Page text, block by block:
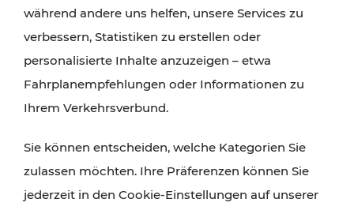
während andere uns helfen, unsere Services zu
verbessern, Statistiken zu erstellen oder
personalisierte Inhalte anzuzeigen – etwa
Fahrplanempfehlungen oder Informationen zu
Ihrem Verkehrsverbund.
Sie können entscheiden, welche Kategorien Sie
zulassen möchten. Ihre Präferenzen können Sie
jederzeit in den Cookie-Einstellungen auf unserer